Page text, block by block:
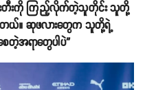
းတီးကို ကြည့်လိုက်တဲ့သူတိုင်း သူတို့
ယ်။ ဆုဖလားတွေက သူတို့ရဲ့
တဲ့အရာတွေပါပဲ”